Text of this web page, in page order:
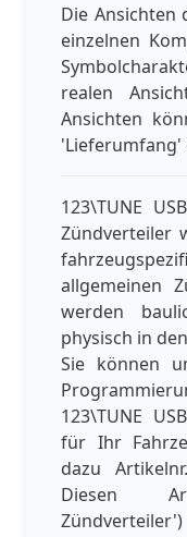
Die Ansichten
einzelnen
realen
Ansichten
'Lieferumfang'
123\TUNE
Zündverteiler
allgemeinen
werden
physisch in
Sie können
123\TUNE
für Ihr
dazu
Diesen